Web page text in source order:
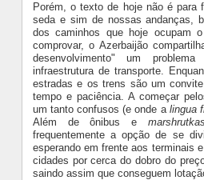
Porém, o texto de hoje não é para
seda e sim de nossas andanças,
dos caminhos que hoje ocupam
comprovar, o Azerbaijão
desenvolvimento" um
infraestrutura de transporte.
estradas e os trens são um
tempo e paciência. A começar
um tanto confusos (e onde a lingua
Além de ônibus e marshrutkas
frequentemente a opção de se
esperando em frente aos terminais
cidades por cerca do dobro do
saindo assim que conseguem